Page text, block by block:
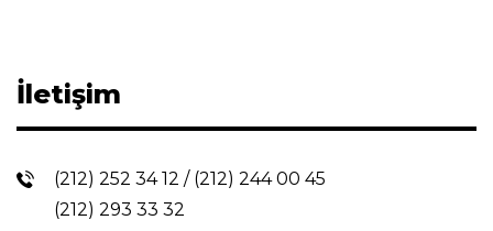
İletişim
(212) 252 34 12 / (212) 244 00 45
(212) 293 33 32